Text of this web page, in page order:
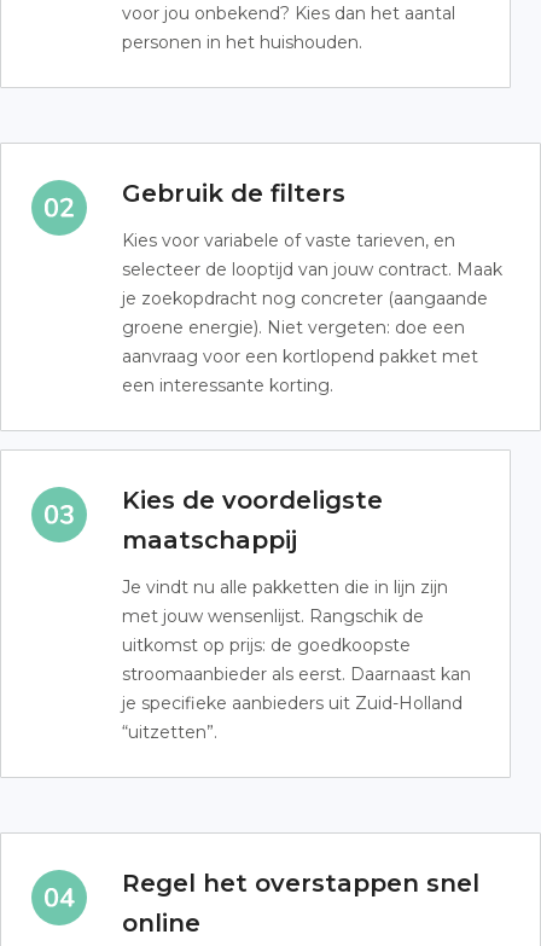
voor jou onbekend? Kies dan het aantal
personen in het huishouden.
Gebruik de filters
Kies voor variabele of vaste tarieven, en
selecteer de looptijd van jouw contract. Maak
je zoekopdracht nog concreter (aangaande
groene energie). Niet vergeten: doe een
aanvraag voor een kortlopend pakket met
een interessante korting.
Kies de voordeligste
maatschappij
Je vindt nu alle pakketten die in lijn zijn
met jouw wensenlijst. Rangschik de
uitkomst op prijs: de goedkoopste
stroomaanbieder als eerst. Daarnaast kan
je specifieke aanbieders uit Zuid-Holland
“uitzetten”.
Regel het overstappen snel
online